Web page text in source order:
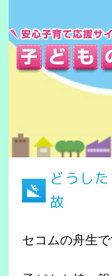
どうし
故
セコムの舟生で